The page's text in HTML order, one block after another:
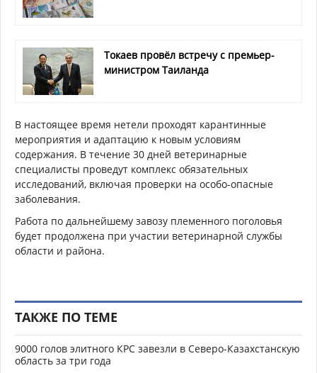
Токаев провёл встречу с премьер-
министром Таиланда
В настоящее время нетели проходят карантинные
мероприятия и адаптацию к новым условиям
содержания. В течение 30 дней ветеринарные
специалисты проведут комплекс обязательных
исследований, включая проверки на особо-опасные
заболевания.
Работа по дальнейшему завозу племенного поголовья
будет продолжена при участии ветеринарной службы
области и района.
ТАКЖЕ ПО ТЕМЕ
9000 голов элитного КРС завезли в Северо-Казахстанскую
область за три года